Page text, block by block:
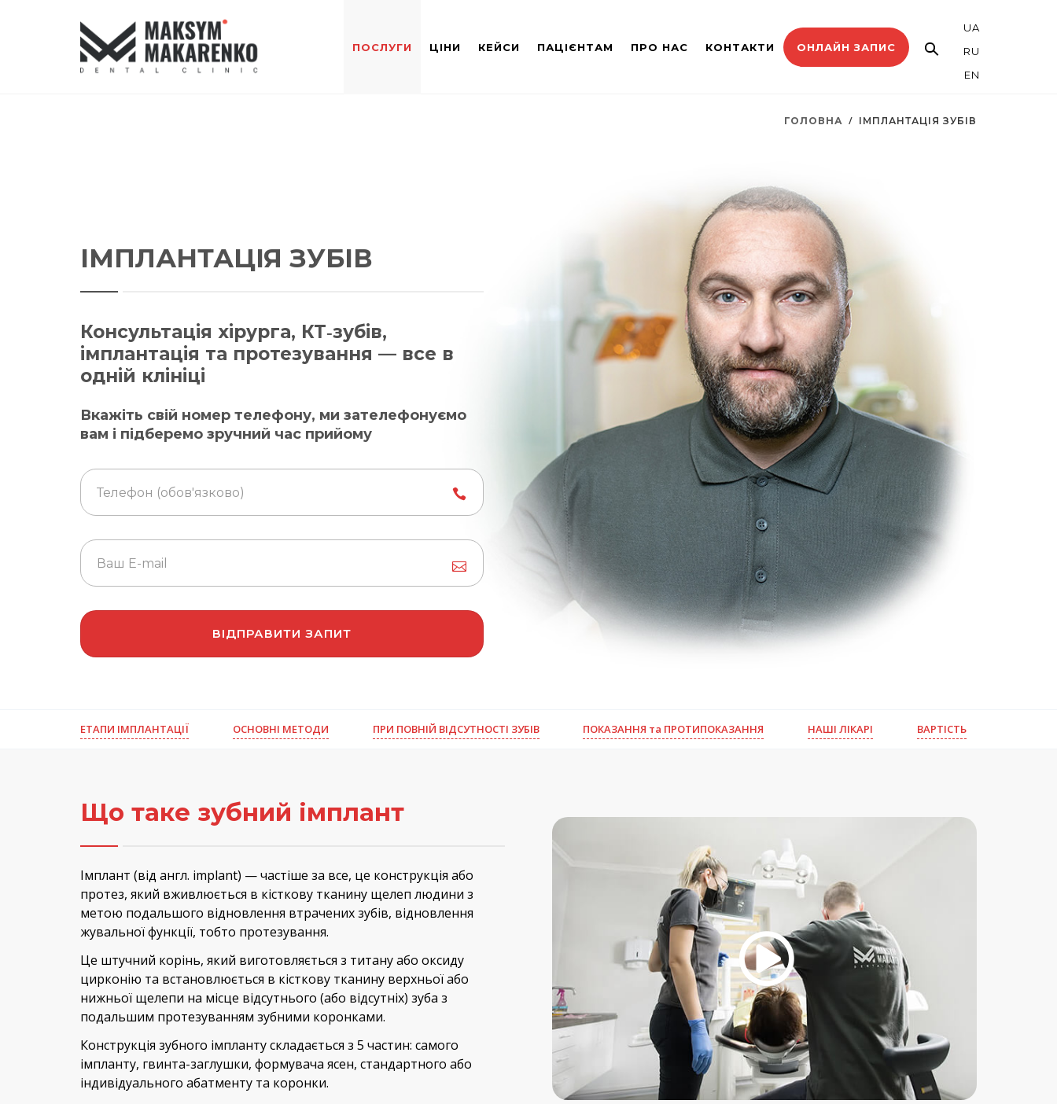
ПОСЛУГИ ЦІНИ КЕЙСИ ПАЦІЄНТАМ ПРО НАС КОНТАКТИ ОНЛАЙН ЗАПИС
UA
RU
EN
ГОЛОВНА ІМПЛАНТАЦІЯ ЗУБІВ
ІМПЛАНТАЦІЯ ЗУБІВ
Консультація хірурга, КТ‑зубів,
імплантація та протезування — все в
одній клініці
Вкажіть свій номер телефону, ми зателефонуємо
вам і підберемо зручний час прийому
ЕТАПИ ІМПЛАНТАЦІЇ ОСНОВНІ МЕТОДИ ПРИ ПОВНІЙ ВІДСУТНОСТІ ЗУБІВ ПОКАЗАННЯ та ПРОТИПОКАЗАННЯ НАШІ ЛІКАРІ ВАРТІСТЬ
Що таке зубний імплант
Імплант (від англ. implant) — частіше за все, це конструкція або
протез, який вживлюється в кісткову тканину щелеп людини з
метою подальшого відновлення втрачених зубів, відновлення
жувальної функції, тобто протезування.
Це штучний корінь, який виготовляється з титану або оксиду
цирконію та встановлюється в кісткову тканину верхньої або
нижньої щелепи на місце відсутнього (або відсутніх) зуба з
подальшим протезуванням зубними коронками.
Конструкція зубного імпланту складається з 5 частин: самого
імпланту, гвинта-заглушки, формувача ясен, стандартного або
індивідуального абатменту та коронки.